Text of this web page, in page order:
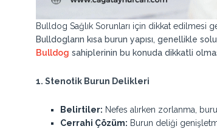
Bulldog Sağlık Sorunları için dikkat edilmesi
Bulldogların kısa burun yapısı, genellikle
Bulldog sahiplerinin bu konuda dikkatli
1. Stenotik Burun Delikleri
Belirtiler: Nefes alırken zorlanma,
Cerrahi Çözüm: Burun deliği